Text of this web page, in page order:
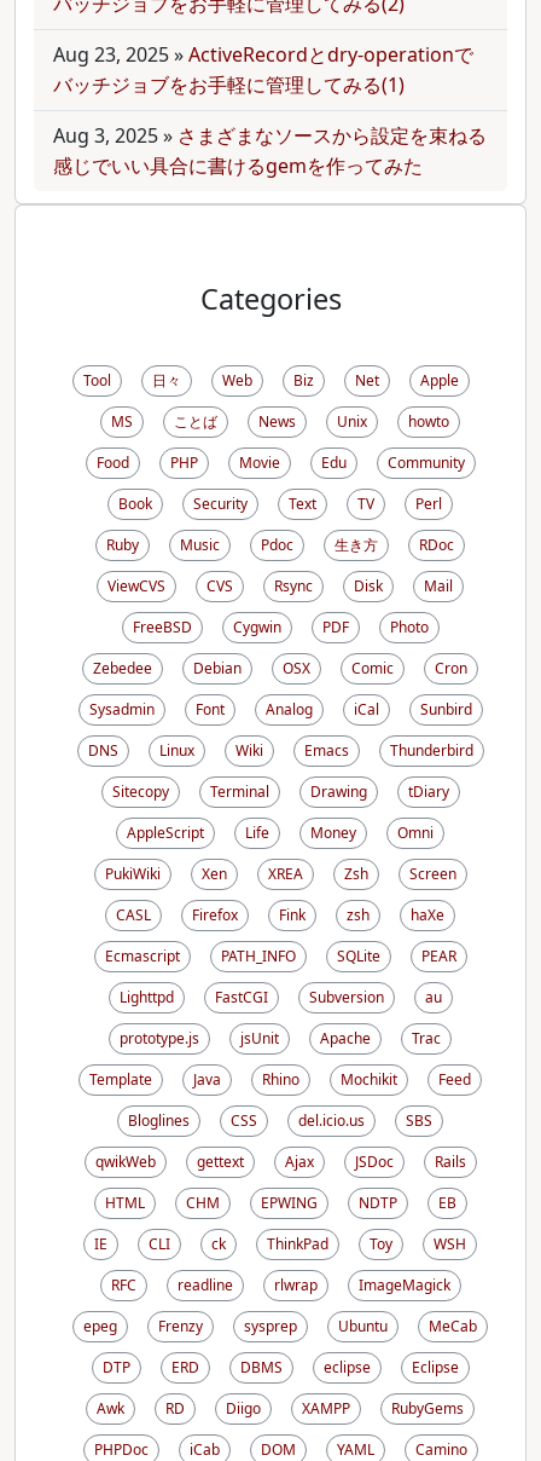
Aug 23, 2025»ActiveRecordとdry-operationで
バッチジョブをお手軽に管理してみる(1)
Aug 3, 2025» さまざまなソースから設定を束ねる
感じでいい具合に書けるgemを作ってみた
Categories
Tool 日々 Web Biz Net
Apple
MS
ことば News Unix
howto
Food
PHP Movie Edu
Community
Book
Security Text TV
Perl
Ruby
Music Pdoc 生き方
RDoc
ViewCVS
CVS Rsync Disk
Mail
FreeBSD
Cygwin PDF
Photo
Zebedee
Debian OSX Comic
Cron
Sysadmin
Font Analog iCal
Sunbird
DNS
Linux Wiki Emacs
Thunderbird
Sitecopy
Terminal Drawing
tDiary
AppleScript
Life Money
Omni
PukiWiki
Xen XREA Zsh
Screen
CASL
Firefox Fink zsh
haXe
Ecmascript
PATH_INFO SQLite
PEAR
Lighttpd
FastCGI Subversion
au
prototype.js
jsUnit Apache
Trac
Template
Java Rhino Mochikit
Feed
Bloglines
CSS del.icio.us
SBS
qwikWeb
gettext Ajax JSDoc
Rails
HTML
CHM EPWING NDTP
EB
IE
CLI ck ThinkPad Toy
WSH
RFC
readline rlwrap
ImageMagick
epeg
Frenzy sysprep Ubuntu
MeCab
DTP
ERD DBMS eclipse
Eclipse
Awk
RD Diigo XAMPP
RubyGems
PHPDoc
iCab DOM YAML
Camino